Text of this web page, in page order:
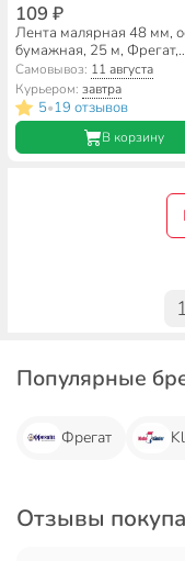
109 ₽
Лента малярная 48 мм,
бумажная, 25 м, Фрегат,
крепированная, КР09б
Самовывоз: 11 августа
Курьером:завтра
5•19 отзывов
В корзину
1
Популярные
Фрегат
Отзывы